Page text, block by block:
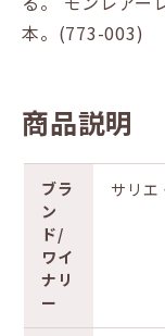
本。(773-003)
商品説明
ブラ
ン
ド/
ワイ
ナリ
ー
サリエ